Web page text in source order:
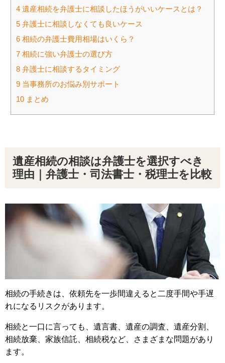
4 遺産相続を弁護士に相談したほうがいいケースとは？
5 弁護士に相談しなくても良いケース
6 相続の弁護士費用相場はいくら？
7 相続に強い弁護士の選び方
8 弁護士に相談するタイミング
9 当事務所のお悩み別サポート
10 まとめ
遺産相続の相談は弁護士を選択すべき
理由｜弁護士・司法書士・税理士を比較
相続の手続きは、依頼先を一歩間違えると二度手間や手遅
れになるリスクがあります。
相続と一口に言っても、遺言書、遺産の調査、遺産分割、
相続放棄、家族信託、相続税など、さまざまな問題があり
ます。